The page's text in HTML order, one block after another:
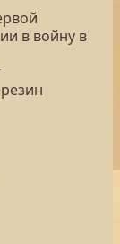
в войну в